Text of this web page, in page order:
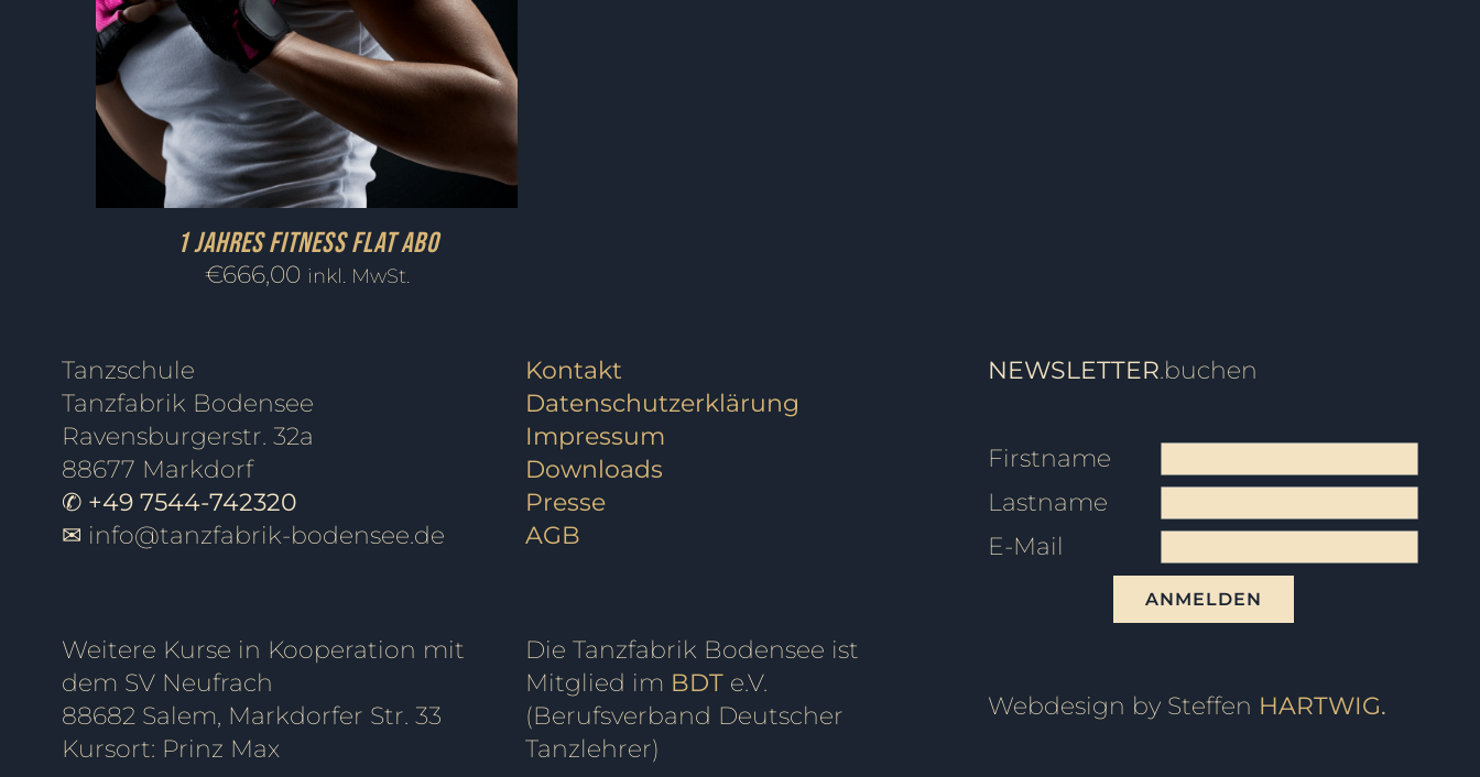
1 Jahres Fitness FLAT Abo
€666,00 inkl. MwSt.
Tanzschule
Tanzfabrik Bodensee
Ravensburgerstr. 32a
88677 Markdorf
✆ +49 7544-742320
✉ info@tanzfabrik-bodensee.de
Weitere Kurse in Kooperation mit
dem SV Neufrach
88682 Salem, Markdorfer Str. 33
Kursort: Prinz Max
Kontakt
Datenschutzerklärung
Impressum
Downloads
Presse
AGB
Die Tanzfabrik Bodensee ist
Mitglied im BDT e.V.
(Berufsverband Deutscher
Tanzlehrer)
NEWSLETTER.buchen
Firstname
Lastname
E-Mail
ANMELDEN
Webdesign by Steffen HARTWIG.